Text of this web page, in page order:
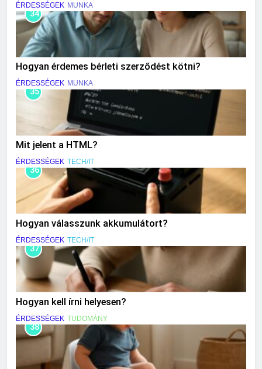
ÉRDESSÉGEK MUNKA
34
Hogyan érdemes bérleti szerződést kötni?
ÉRDESSÉGEK MUNKA
35
Mit jelent a HTML?
ÉRDESSÉGEK TECH/IT
36
Hogyan válasszunk akkumulátort?
ÉRDESSÉGEK TECH/IT
37
Hogyan kell írni helyesen?
ÉRDESSÉGEK TUDOMÁNY
38